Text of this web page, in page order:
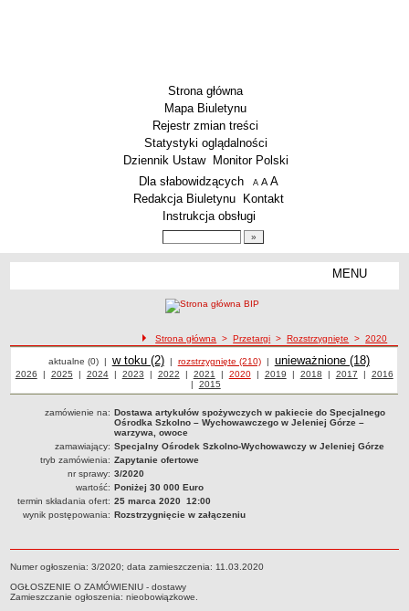
Strona główna
Mapa Biuletynu
Rejestr zmian treści
Statystyki oglądalności
Dziennik Ustaw
Monitor Polski
Menu dodatkowe
Dla słabowidzących A pomniejsz czcionkę
A standardowy rozmiar czcionki
A
Redakcja Biuletynu
Kontakt
Instrukcja obsługi
MENU
Szkoły podstawowe
Inne placówki
PRACA W PLACÓWKACH OŚWIATWYCH
ZARZĄDZENIA
PRZETARGI
SPRAWOZDANIA FINANSOWE
2018
2020
2022
ścieżka nawigacji
Strona główna >Przetargi >Rozstrzygnięte >2020
Przetargi
aktualne (0)| Przetargi
w toku (2)| rozstrzygnięte (210)| Przetargi
unieważnione (18)
Przetargi z roku
2026 | Przetargi z roku
2025 | Przetargi z roku
2024| Przetargi z roku
2023 | Przetargi z roku
2022 | Przetargi z roku
2021 | Przetargi z roku
2020| Przetargi z roku
2019 | Przetargi z roku
2018 | Przetargi z roku
2017 | Przetargi
2016
| Przetargi z roku
2015
zamówienie na: Dostawa artykułów spożywczych w pakiecie do Specjalnego
Ośrodka Szkolno – Wychowawczego w Jeleniej Górze –
warzywa, owoce
zamawiający: Specjalny Ośrodek Szkolno-Wychowawczy w Jeleniej Górze
tryb zamówienia: Zapytanie ofertowe
nr sprawy: 3/2020
wartość: Poniżej 30 000 Euro
termin składania ofert: 25 marca 2020 12:00
wynik postępowania: Rozstrzygnięcie w załączeniu
Numer ogłoszenia: 3/2020; data zamieszczenia: 11.03.2020
OGŁOSZENIE O ZAMÓWIENIU - dostawy
Zamieszczanie ogłoszenia: nieobowiązkowe.